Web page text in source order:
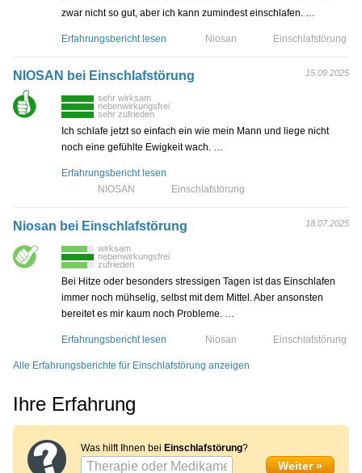
zwar nicht so gut, aber ich kann zumindest einschlafen. …
Erfahrungsbericht lesen Niosan Einschlafstörung
NIOSAN bei Einschlafstörung 15.09.2025
sehr wirksam
nebenwirkungsfrei
sehr zufrieden
Ich schlafe jetzt so einfach ein wie mein Mann und liege nicht
noch eine gefühlte Ewigkeit wach. …
Erfahrungsbericht lesen
NIOSAN
Einschlafstörung
Niosan bei Einschlafstörung 18.07.2025
wirksam
nebenwirkungsfrei
zufrieden
Bei Hitze oder besonders stressigen Tagen ist das Einschlafen
immer noch mühselig, selbst mit dem Mittel. Aber ansonsten
bereitet es mir kaum noch Probleme. …
Erfahrungsbericht lesen Niosan Einschlafstörung
Alle Erfahrungsberichte für Einschlafstörung anzeigen
Ihre Erfahrung
Was hilft Ihnen bei Einschlafstörung?